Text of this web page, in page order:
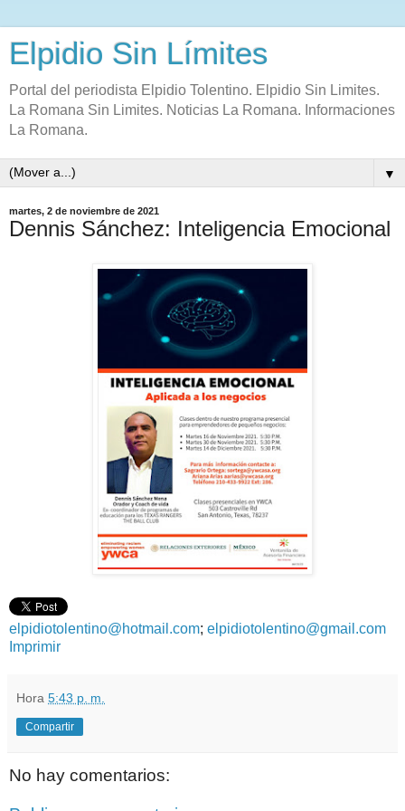
Elpidio Sin Límites
Portal del periodista Elpidio Tolentino. Elpidio Sin Limites.
La Romana Sin Limites. Noticias La Romana. Informaciones
La Romana.
▼
martes, 2 de noviembre de 2021
Dennis Sánchez: Inteligencia Emocional
elpidiotolentino@hotmail.com; elpidiotolentino@gmail.com
Imprimir
Hora 5:43 p. m.
Compartir
No hay comentarios: